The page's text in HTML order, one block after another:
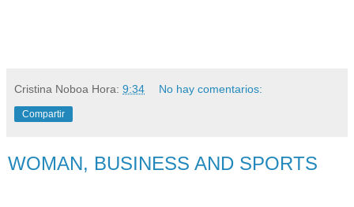
Cristina Noboa Hora: 9:34 No hay comentarios:
Compartir
WOMAN, BUSINESS AND SPORTS